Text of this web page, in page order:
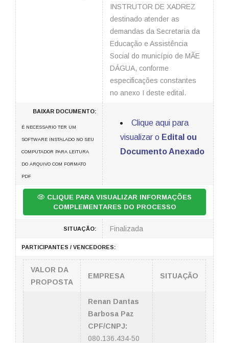
INSTRUTOR DE XADREZ
destinado atender as
demandas da Secretaria da
Educação e Assistência
Social do município de MÃE
DÁGUA, conforme
especificações constantes
no anexo I deste edital.
BAIXAR DOCUMENTO:
É NECESSARIO TER UM
SOFTWARE INSTALADO NO SEU
COMPUTADOR PARA LEITURA
DO ARQUIVO COM FORMATO
PDF
Clique aqui para
visualizar o Edital ou
Documento Anexado
CLIQUE PARA VISUALIZAR INFORMAÇÕES
COMPLEMENTARES DO PROCESSO
SITUAÇÃO: Finalizada
PARTICIPANTES / VENCEDORES:
VALOR DA
PROPOSTA
EMPRESA SITUAÇÃO
Renan Dantas
Barbosa Paz
CPF/CNPJ:
080.136.434-50